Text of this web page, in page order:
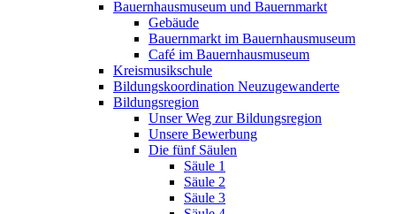
Bauernhausmuseum und Bauernmarkt
Gebäude
Bauernmarkt im Bauernhausmuseum
Café im Bauernhausmuseum
Kreismusikschule
Bildungskoordination Neuzugewanderte
Bildungsregion
Unser Weg zur Bildungsregion
Unsere Bewerbung
Die fünf Säulen
Säule 1
Säule 2
Säule 3